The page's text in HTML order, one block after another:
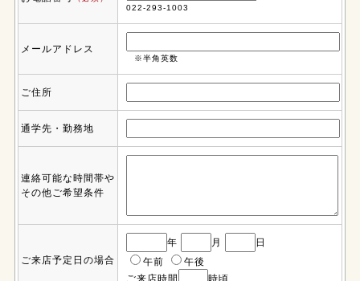
022-293-1003
メールアドレス
※半角英数
ご住所
通学先・勤務地
連絡可能な時間帯や
その他ご希望条件
ご来店予定日の場合
年 月
日
午前
午後
ご来店時間
時頃